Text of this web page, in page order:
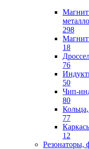
298
18
76
50
Чип-
80
77
12
Резонаторы,